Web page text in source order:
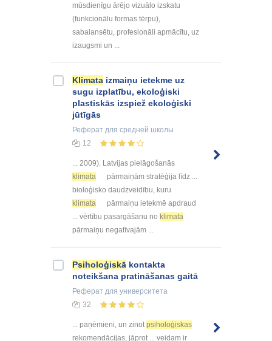
mūsdienīgu ārējo vizuālo izskatu
(funkcionālu formas tērpu),
sabalansētu, profesionāli apmācītu, uz
izaugsmi un ...
Klimata izmaiņu ietekme uz
sugu izplatību, ekoloģiski
plastiskās izspiež ekoloģiski
jūtīgās
Реферат для средней школы
12
... 2009). Latvijas pielāgošanās
klimata
pārmaiņām stratēģija līdz ...
bioloģisko daudzveidību, kuru
klimata
pārmaiņu ietekmē apdraud
... vērtību pasargāšanu no klimata
pārmaiņu negatīvajām ...
Psiholoģiskā kontakta
noteikšana pratināšanas gaitā
Реферат для университета
32
... paņēmieni, un zinot psiholoģiskas
rekomendācijas, jāprot ... veidam ir